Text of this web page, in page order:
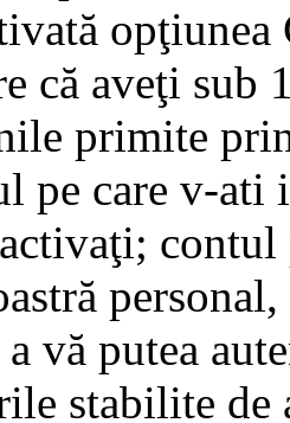
că aveţi sub
primite
pe care v-
vă putea
stabilite de